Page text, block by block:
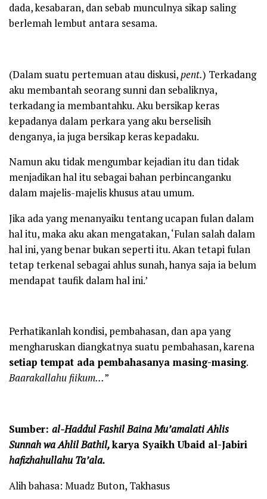
dada, kesabaran, dan sebab munculnya sikap saling
berlemah lembut antara sesama.
(Dalam suatu pertemuan atau diskusi,pent.) Terkadang
aku membantah seorang sunni dan sebaliknya,
terkadang ia membantahku. Aku bersikap keras
kepadanya dalam perkara yang aku berselisih
denganya, ia juga bersikap keras kepadaku.
Namun aku tidak mengumbar kejadian itu dan tidak
menjadikan hal itu sebagai bahan perbincanganku
dalam majelis-majelis khusus atau umum.
Jika ada yang menanyaiku tentang ucapan fulan dalam
hal itu, maka aku akan mengatakan, ‘Fulan salah dalam
hal ini, yang benar bukan seperti itu. Akan tetapi fulan
tetap terkenal sebagai ahlus sunah, hanya saja ia belum
mendapat taufik dalam hal ini.’
Perhatikanlah kondisi, pembahasan, dan apa yang
mengharuskan diangkatnya suatu pembahasan, karena
setiap tempat ada pembahasanya masing-masing.
Baarakallahu fiikum…”
Sumber: al-Haddul Fashil Baina Mu’amalati Ahlis
Sunnah wa Ahlil Bathil,karya Syaikh Ubaid al-Jabiri
hafizhahullahu Ta’ala.
Alih bahasa: Muadz Buton, Takhasus